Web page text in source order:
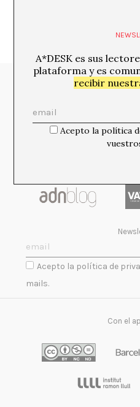
Media
Acepto la política de
mails.
Con el
A*DESK es sus
plataforma y es
recibir
Acepto la política